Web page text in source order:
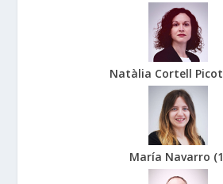
Natàlia Cortell Picot
María Navarro (1